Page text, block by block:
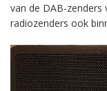
van de DAB-
radiozenders ook